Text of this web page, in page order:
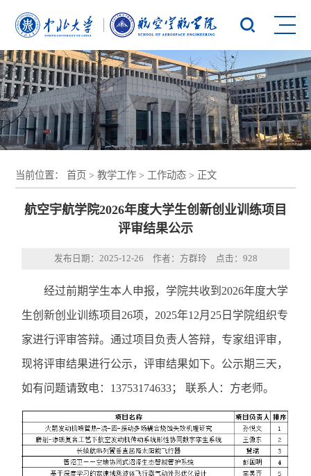
当前位置：首页 >教学工作 > 工作动态 > 正文
航空宇航学院2026年度大学生创新创业训练项目
评审结果公示
发布日期：2025-12-26 作者：方群玲 点击： 928
经过前期学生本人申报，学院共收到2026年度大学
生创新创业训练项目26项，2025年12月25日学院组织专
家进行评审答辩。通过项目负责人答辩，专家组评审，
现将评审结果进行公示，评审结果如下。公示期三天，
如有问题请致电：13753174633； 联系人：方老师。